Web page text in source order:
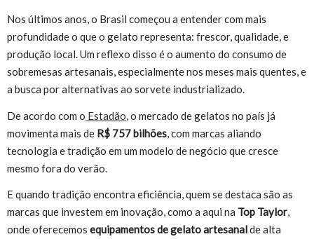
Nos últimos anos, o Brasil começou a entender com mais
profundidade o que o gelato representa: frescor, qualidade, e
produção local. Um reflexo disso é o aumento do consumo de
sobremesas artesanais, especialmente nos meses mais quentes, e
a busca por alternativas ao sorvete industrializado.
De acordo com o Estadão, o mercado de gelatos no país já
movimenta mais de R$ 757 bilhões, com marcas aliando
tecnologia e tradição em um modelo de negócio que cresce
mesmo fora do verão.
E quando tradição encontra eficiência, quem se destaca são as
marcas que investem em inovação, como a aqui na Top Taylor,
onde oferecemos equipamentos de gelato artesanalde alta